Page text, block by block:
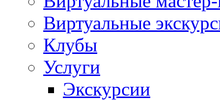
Виртуальные
Клубы
Услуги
Экскурсии